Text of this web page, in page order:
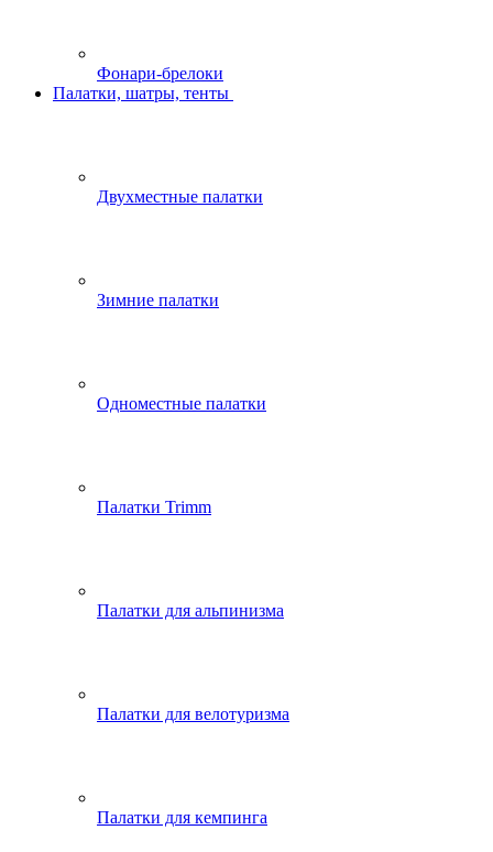
Фонари-брелоки
Палатки, шатры, тенты
Двухместные палатки
Зимние палатки
Одноместные палатки
Палатки Trimm
Палатки для альпинизма
Палатки для велотуризма
Палатки для кемпинга